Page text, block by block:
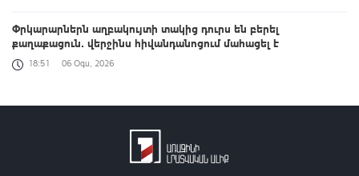
Փրկարարներն աղբակույտի տակից դուրս են բերել
քաղաքացուն․ վերջինս հիվանդանոցում մահացել է
18:51 06 Օգս, 2026
Երևանում նախատեսվում է 500 մլն դոլարի ներդրմամբ